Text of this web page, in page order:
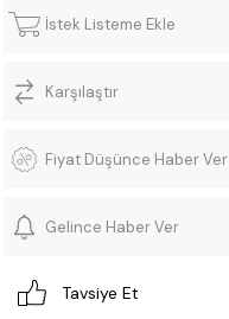
İstek Listeme Ekle
Karşılaştır
Fiyat Düşünce Haber Ver
Gelince Haber Ver
Tavsiye Et